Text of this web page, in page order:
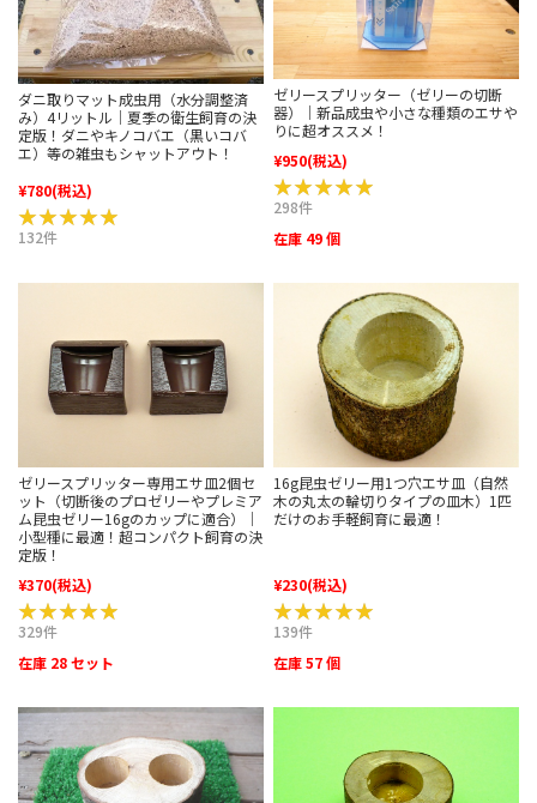
ダニ取りマット成虫用（水分調整済
み）4リットル｜夏季の衛生飼育の決
定版！ダニやキノコバエ（黒いコバ
エ）等の雑虫もシャットアウト！
¥780(税込)
★★★★★
★★★★★
132件
ゼリースプリッター（ゼリーの切断
器）｜新品成虫や小さな種類のエサや
りに超オススメ！
¥950(税込)
★★★★★
★★★★★
298件
在庫 49 個
ゼリースプリッター専用エサ皿2個セ
ット（切断後のプロゼリーやプレミア
ム昆虫ゼリー16gのカップに適合）｜
小型種に最適！超コンパクト飼育の決
定版！
¥370(税込)
★★★★★
★★★★★
329件
在庫 28 セット
16g昆虫ゼリー用1つ穴エサ皿（自然
木の丸太の輪切りタイプの皿木）1匹
だけのお手軽飼育に最適！
¥230(税込)
★★★★★
★★★★★
139件
在庫 57 個